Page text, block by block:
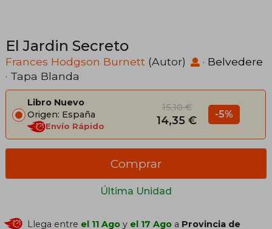
El Jardin Secreto
Frances Hodgson Burnett (Autor) · Belvedere
· Tapa Blanda
Libro Nuevo
Origen: España
Envío Rápido
15,10 €
14,35 € -5%
Última Unidad
Comprar
Llega entre el 11 Ago y el 17 Ago a Provincia de